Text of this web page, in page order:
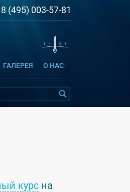
8 (495) 003-57-81
ГАЛЕРЕЯ О НАС
курс на